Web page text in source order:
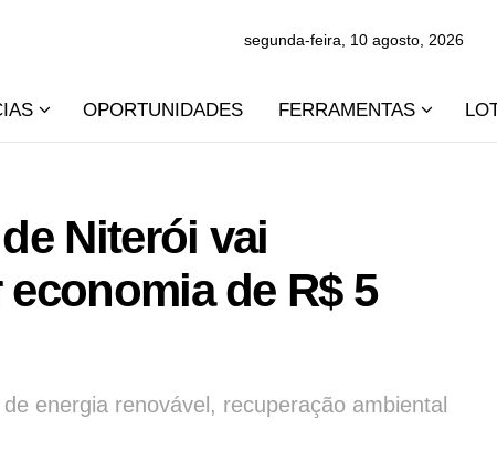
segunda-feira, 10 agosto, 2026
OPORTUNIDADES FERRAMENTAS
Niterói vai
de R$ 5
energia renovável, recuperação ambiental